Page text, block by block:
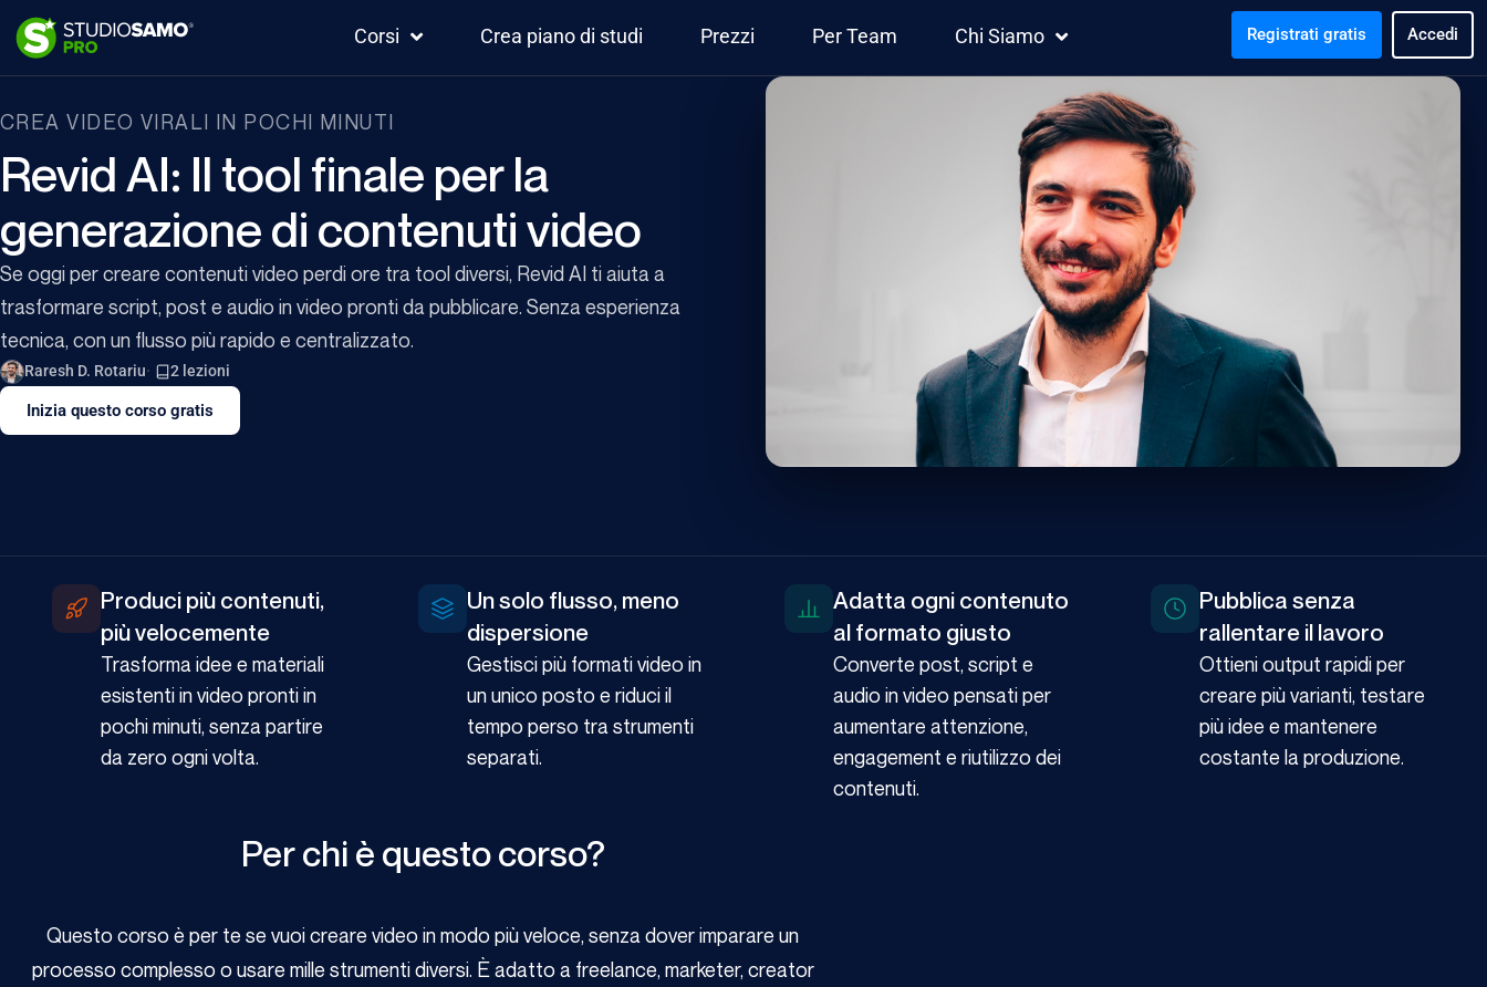
Corsi Crea piano di studi Prezzi Per Team Chi Siamo Registrati gratis Accedi
CREA VIDEO VIRALI IN POCHI MINUTI
Revid AI: Il tool finale per la
generazione di contenuti video
Se oggi per creare contenuti video perdi ore tra tool diversi, Revid AI ti aiuta a
trasformare script, post e audio in video pronti da pubblicare. Senza esperienza
tecnica, con un flusso più rapido e centralizzato.
Raresh D. Rotariu 2 lezioni
Inizia questo corso gratis
Produci più contenuti,
più velocemente
Trasforma idee e materiali
esistenti in video pronti in
pochi minuti, senza partire
da zero ogni volta.
Un solo flusso, meno
dispersione
Gestisci più formati video in
un unico posto e riduci il
tempo perso tra strumenti
separati.
Adatta ogni contenuto
al formato giusto
Converte post, script e
audio in video pensati per
aumentare attenzione,
engagement e riutilizzo dei
contenuti.
Pubblica senza
rallentare il lavoro
Ottieni output rapidi per
creare più varianti, testare
più idee e mantenere
costante la produzione.
Per chi è questo corso?
Questo corso è per te se vuoi creare video in modo più veloce, senza dover imparare un
processo complesso o usare mille strumenti diversi. È adatto a freelance, marketer, creator